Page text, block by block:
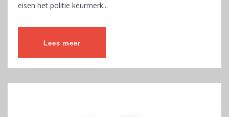
eisen het politie keurmerk...
Lees meer